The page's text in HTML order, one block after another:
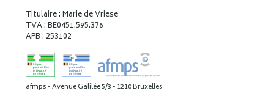
Titulaire : Marie de Vriese
TVA : BE0451.595.376
APB : 253102
afmps - Avenue Galilée 5/3 - 1210 Bruxelles